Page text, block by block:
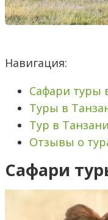
Навигация:
Сафари туры
Туры в
Тур в
Отзывы о
Сафари